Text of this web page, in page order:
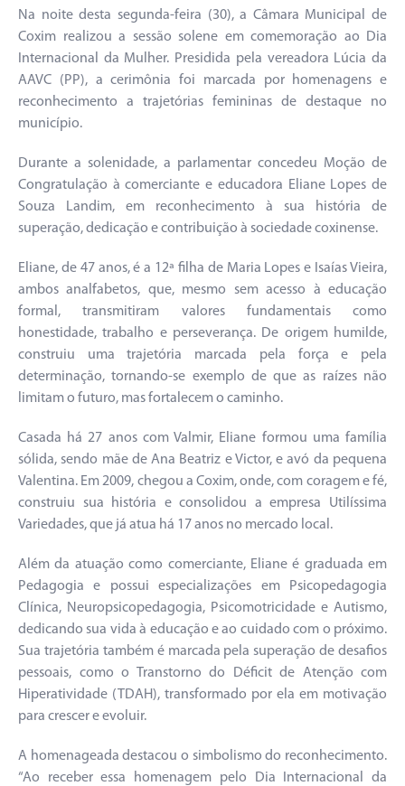
Na noite desta segunda-feira (30), a Câmara Municipal de
Coxim realizou a sessão solene em comemoração ao Dia
Internacional da Mulher. Presidida pela vereadora Lúcia da
AAVC (PP), a cerimônia foi marcada por homenagens e
reconhecimento a trajetórias femininas de destaque no
município.
Durante a solenidade, a parlamentar concedeu Moção de
Congratulação à comerciante e educadora Eliane Lopes de
Souza Landim, em reconhecimento à sua história de
superação, dedicação e contribuição à sociedade coxinense.
Eliane, de 47 anos, é a 12ª filha de Maria Lopes e Isaías Vieira,
ambos analfabetos, que, mesmo sem acesso à educação
formal, transmitiram valores fundamentais como
honestidade, trabalho e perseverança. De origem humilde,
construiu uma trajetória marcada pela força e pela
determinação, tornando-se exemplo de que as raízes não
limitam o futuro, mas fortalecem o caminho.
Casada há 27 anos com Valmir, Eliane formou uma família
sólida, sendo mãe de Ana Beatriz e Victor, e avó da pequena
Valentina. Em 2009, chegou a Coxim, onde, com coragem e fé,
construiu sua história e consolidou a empresa Utilíssima
Variedades, que já atua há 17 anos no mercado local.
Além da atuação como comerciante, Eliane é graduada em
Pedagogia e possui especializações em Psicopedagogia
Clínica, Neuropsicopedagogia, Psicomotricidade e Autismo,
dedicando sua vida à educação e ao cuidado com o próximo.
Sua trajetória também é marcada pela superação de desafios
pessoais, como o Transtorno do Déficit de Atenção com
Hiperatividade (TDAH), transformado por ela em motivação
para crescer e evoluir.
A homenageada destacou o simbolismo do reconhecimento.
“Ao receber essa homenagem pelo Dia Internacional da